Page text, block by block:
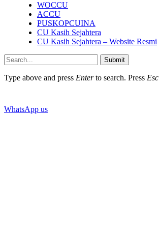
WOCCU
ACCU
PUSKOPCUINA
CU Kasih Sejahtera
CU Kasih Sejahtera – Website Resmi
Submit
Type above and press Enterto search. Press Esc
WhatsApp us